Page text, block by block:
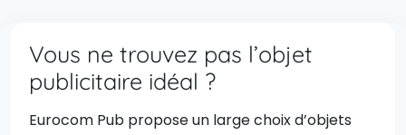
Vous ne trouvez pas l’objet
publicitaire idéal ?
Eurocom Pub propose un large choix d’objets